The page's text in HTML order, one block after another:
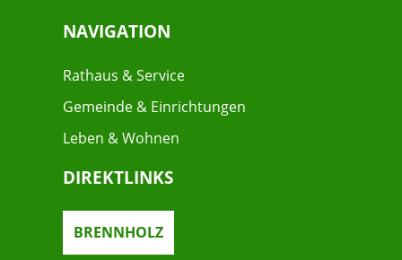
NAVIGATION
Rathaus & Service
Gemeinde & Einrichtungen
Leben & Wohnen
DIREKTLINKS
BRENNHOLZ